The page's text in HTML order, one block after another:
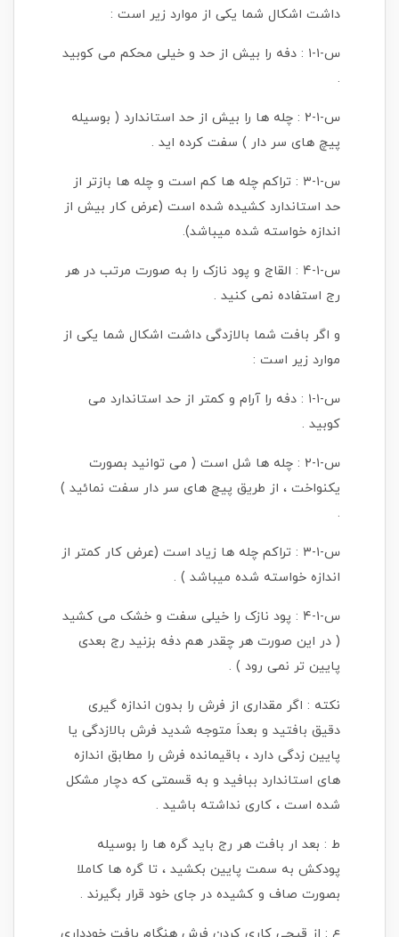
داشت اشکال شما یکی از موارد زیر است :
س-۱-۱ : دفه را بیش از حد و خیلی محکم می کوبید
.
س-۱-۲ : چله ها را بیش از حد استاندارد ( بوسیله
پیچ های سر دار ) سفت کرده اید .
س-۱-۳ : تراکم چله ها کم است و چله ها بازتر از
حد استاندارد کشیده شده است (عرض کار بیش از
اندازه خواسته شده میباشد).
س-۱-۴ : القاج و پود نازک را به صورت مرتب در هر
رج استفاده نمی کنید .
و اگر بافت شما بالازدگی داشت اشکال شما یکی از
موارد زیر است :
س-۱-۱ : دفه را آرام و کمتر از حد استاندارد می
کوبید .
س-۱-۲ : چله ها شل است ( می توانید بصورت
یکنواخت ، از طریق پیچ های سر دار سفت نمائید )
.
س-۱-۳ : تراکم چله ها زیاد است (عرض کار کمتر از
اندازه خواسته شده میباشد ) .
س-۱-۴ : پود نازک را خیلی سفت و خشک می کشید
( در این صورت هر چقدر هم دفه بزنید رج بعدی
پایین تر نمی رود ) .
نکته : اگر مقداری از فرش را بدون اندازه گیری
دقیق بافتید و بعداَ متوجه شدید فرش بالازدگی یا
پایین زدگی دارد ، باقیمانده فرش را مطابق اندازه
های استاندارد ببافید و به قسمتی که دچار مشکل
شده است ، کاری نداشته باشید .
ط : بعد ار بافت هر رج باید گره ها را بوسیله
پودکش به سمت پایین بکشید ، تا گره ها کاملا
بصورت صاف و کشیده در جای خود قرار بگیرند .